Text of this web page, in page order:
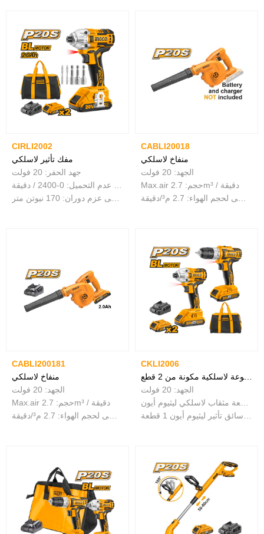
CIRLI2002
مفك تأثير لاسلكي
جهد الحفر: 20 فولت
CABLI20018
منفاخ لاسلكي
الجهد: 20 فولت
Max.air حجم: 2.7m³ / دقيقة
CABLI200181
منفاخ لاسلكي
الجهد: 20 فولت
Max.air حجم: 2.7m³ / دقيقة
CKLI2006
مجموعة لاسلكية مكونة من 2 قطع
الجهد: 20 فولت